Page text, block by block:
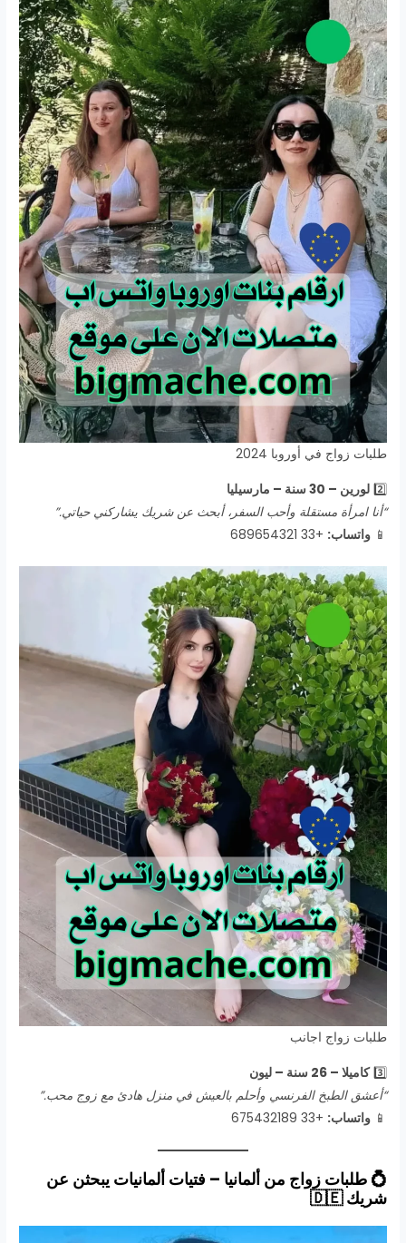
طلبات زواج في أوروبا 2024
2️⃣ لورين – 30 سنة – مارسيليا
“أنا امرأة مستقلة وأحب السفر، أبحث عن شريك يشاركني حياتي.”
📱واتساب: +33 689654321
طلبات زواج اجانب
3️⃣ كاميلا – 26 سنة – ليون
“أعشق الطبخ الفرنسي وأحلم بالعيش في منزل هادئ مع زوج محب.”
📱واتساب: +33 675432189
💍 طلبات زواج من ألمانيا – فتيات ألمانيات يبحثن عن
شريك🇩🇪